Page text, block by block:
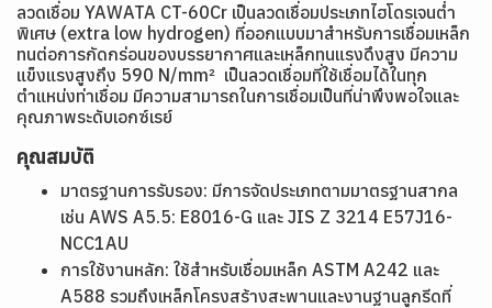
ลวดเชื่อม YAWATA CT-60Cr เป็นลวดเชื่อมประเภทไฮโดรเจนต่ำ
พิเศษ (extra low hydrogen) ที่ออกแบบมาสำหรับการเชื่อมเหล็ก
ทนต่อการกัดกร่อนของบรรยากาศและเหล็กทนแรงดึงสูง มีความ
แข็งแรงสูงถึง 590 N/mm² เป็นลวดเชื่อมที่ใช้เชื่อมได้ในทุก
ตำแหน่งท่าเชื่อม มีความสามารถในการเชื่อมเป็นที่น่าพึงพอใจและ
คุณภาพระดับเอกซ์เรย์
คุณสมบัติ
มาตรฐานการรับรอง: มีการจัดประเภทตามมาตรฐานสากล
เช่น AWS A5.5: E8016-G และ JIS Z 3214 E57J16-
NCC1AU
การใช้งานหลัก: ใช้สำหรับเชื่อมเหล็ก ASTM A242 และ
A588 รวมถึงเหล็กโครงสร้างสะพานและงานฐานลูกรีดที่